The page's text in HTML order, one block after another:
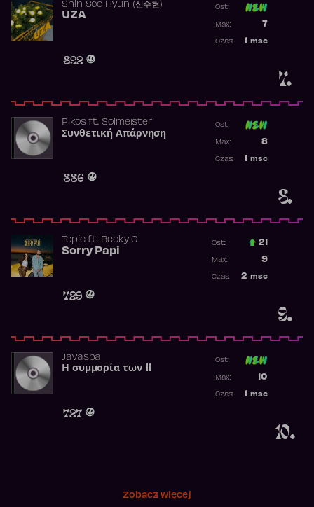
7.
Shin Soo Hyun (신수현)
UZA
892
Ost:
7
Max:
msc
Czas:
8.
Pikosft. Solmeister
Συνθετική Απάρνηση
886
Ost:
8
Max:
msc
Czas:
9.
Topicft. Becky G
Sorry Papi
729
Ost.: 21
9
Max:
2 msc
Czas:
10.
Javaspa
Η συμμορία των 11
727
Ost:
10
Max:
msc
Czas:
Zobacz więcej